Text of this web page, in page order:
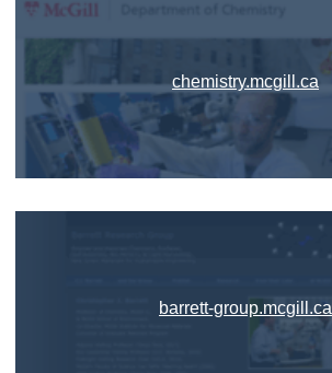
chemistry.mcgill.ca
barrett-group.mcgill.ca